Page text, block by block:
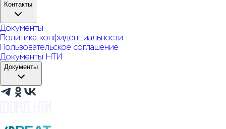
Контакты
Документы
Политика конфиденциальности
Пользовательское соглашение
Документы НТИ
Документы